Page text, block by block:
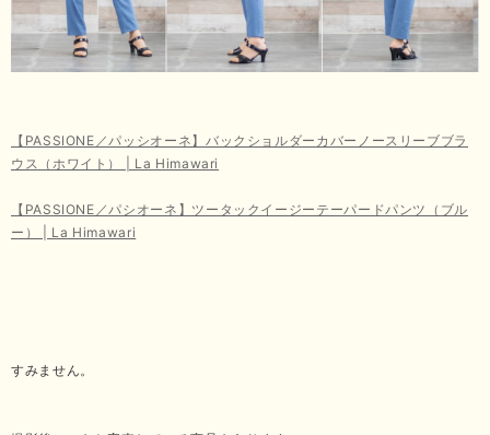
【PASSIONE／パッシオーネ】バックショルダーカバーノースリーブブラ
ウス（ホワイト） | La Himawari
【PASSIONE／パシオーネ】ツータックイージーテーパードパンツ（ブル
ー） | La Himawari
すみません。